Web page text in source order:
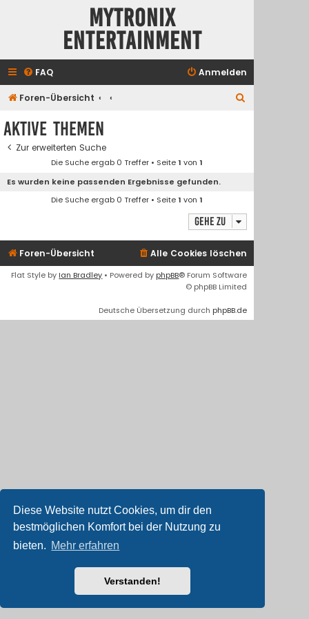
Diese Website nutzt Cookies, um dir den
bestmöglichen Komfort bei der Nutzung zu
bieten. Mehr erfahren
Verstanden!
Mytronix
Entertainment
FAQ Anmelden
Foren-Übersicht
Aktive Themen
Zur erweiterten Suche
Die Suche ergab 0 Treffer • Seite1 von1
Es wurden keine passenden Ergebnisse gefunden.
Die Suche ergab 0 Treffer • Seite1 von1
Gehe zu
Foren-Übersicht Alle Cookies löschen
Flat Style by Ian Bradley • Powered by phpBB® Forum Software
© phpBB Limited
Deutsche Übersetzung durch phpBB.de